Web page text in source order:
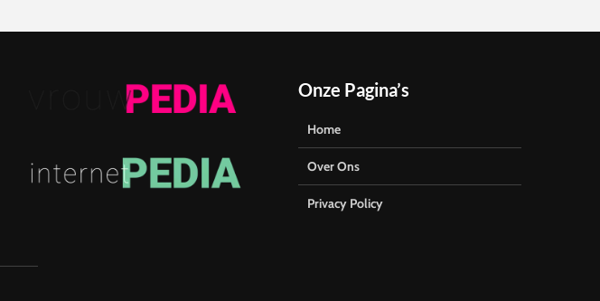
Onze Pagina’s
Home
Over Ons
Privacy Policy